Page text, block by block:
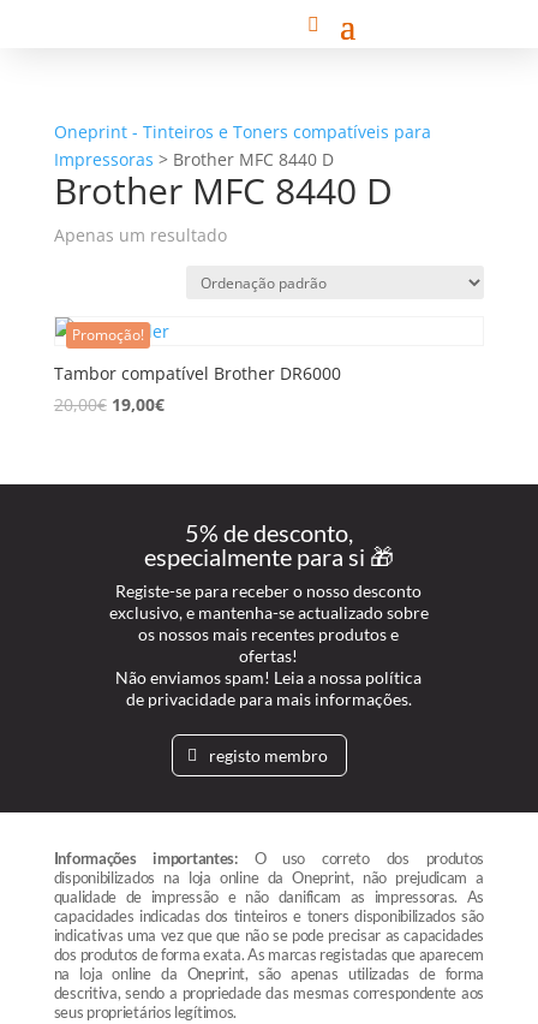
Oneprint - Tinteiros e Toners compatíveis para
Impressoras > Brother MFC 8440 D
Brother MFC 8440 D
Apenas um resultado
Promoção!
Tambor compatível Brother DR6000
20,00€ 19,00€
5% de desconto,
especialmente para si 🎁
Registe-se para receber o nosso desconto
exclusivo, e mantenha-se actualizado sobre
os nossos mais recentes produtos e
ofertas!
Não enviamos spam! Leia a nossa política
de privacidade para mais informações.
registo membro
Informações importantes: O uso correto dos produtos
disponibilizados na loja online da Oneprint, não prejudicam a
qualidade de impressão e não danificam as impressoras. As
capacidades indicadas dos tinteiros e toners disponibilizados são
indicativas uma vez que que não se pode precisar as capacidades
dos produtos de forma exata. As marcas registadas que aparecem
na loja online da Oneprint, são apenas utilizadas de forma
descritiva, sendo a propriedade das mesmas correspondente aos
seus proprietários legítimos.